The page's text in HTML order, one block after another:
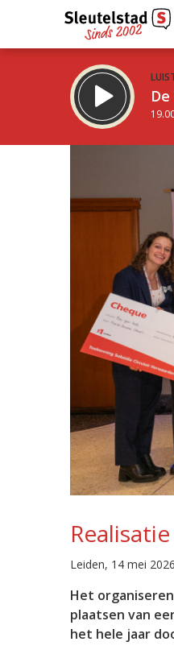
Leiden, 14 mei
Het
plaatsen van
het hele jaar